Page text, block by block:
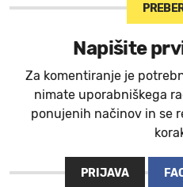
Napišite
Za komentiranje je
nimate uporabniškega
ponujenih načinov in se
PRIJAVA